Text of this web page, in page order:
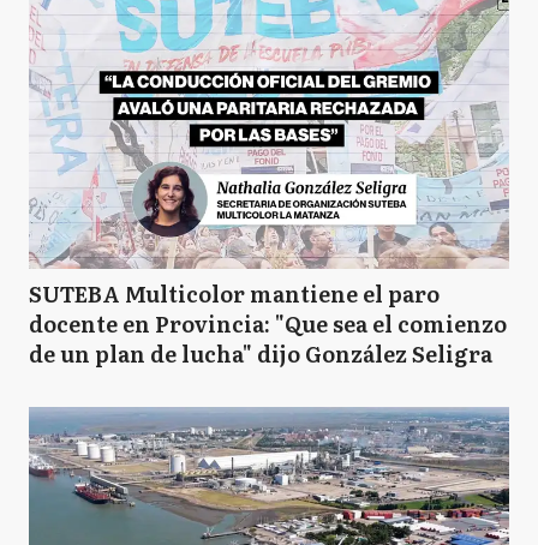
SUTEBA Multicolor mantiene el paro
docente en Provincia: "Que sea el comienzo
de un plan de lucha" dijo González Seligra